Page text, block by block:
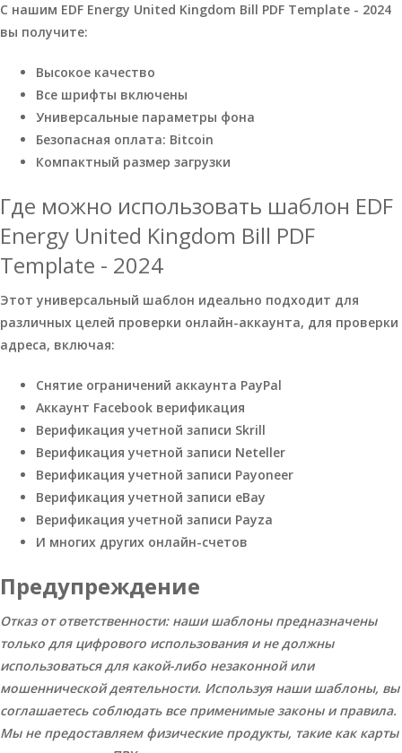
С нашим EDF Energy United Kingdom Bill PDF Template - 2024
вы получите:
Высокое качество
Все шрифты включены
Универсальные параметры фона
Безопасная оплата: Bitcoin
Компактный размер загрузки
Где можно использовать шаблон EDF
Energy United Kingdom Bill PDF
Template - 2024
Этот универсальный шаблон идеально подходит для
различных целей проверки онлайн-аккаунта, для проверки
адреса, включая:
Снятие ограничений аккаунта PayPal
Аккаунт Facebook верификация
Верификация учетной записи Skrill
Верификация учетной записи Neteller
Верификация учетной записи Payoneer
Верификация учетной записи eBay
Верификация учетной записи Payza
И многих других онлайн-счетов
Предупреждение
Отказ от ответственности: наши шаблоны предназначены
только для цифрового использования и не должны
использоваться для какой-либо незаконной или
мошеннической деятельности. Используя наши шаблоны, вы
соглашаетесь соблюдать все применимые законы и правила.
Мы не предоставляем физические продукты, такие как карты